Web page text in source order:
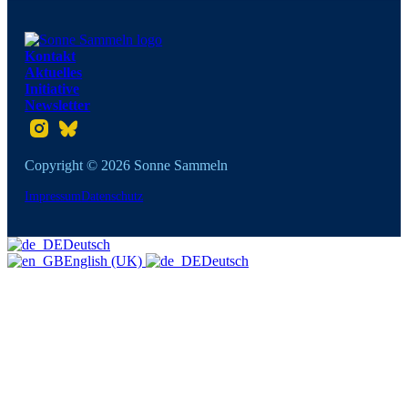
Kontakt
Aktuelles
Initiative
Newsletter
Folgt uns auf Instagram
Folgt uns auf Twitter
Copyright © 2026 Sonne Sammeln
ImpressumDatenschutz
Deutsch
English (UK)
Deutsch